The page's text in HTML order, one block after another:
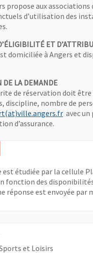
propose aux associations
d’utilisation des
ET
domiciliée à Angers et
DE LA DEMANDE
de réservation doit
discipline, nombre de
, Ouvre
avec
d’assurance.
est étudiée par la cellule
fonction des
réponse est envoyée par
et Loisirs